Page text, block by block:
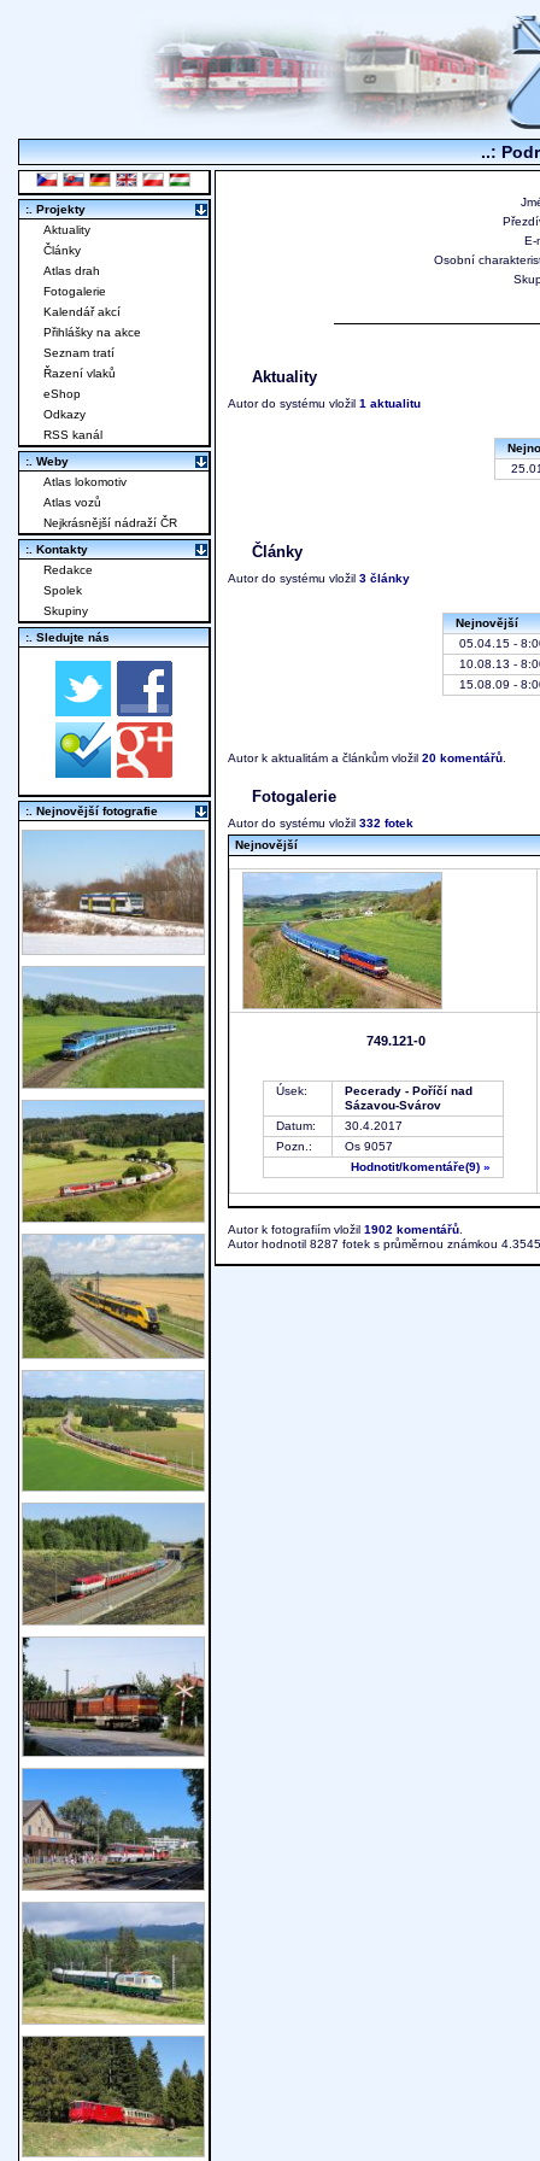
..:
E-
Osobní
Aktuality
Autor do systému vložil 1 aktualitu
Články
Autor do systému vložil 3 články
Nejnovější
05.04.15 -
10.08.13 -
15.08.09 -
Autor k aktualitám a článkům vložil 20 komentářů.
Fotogalerie
Autor do systému vložil 332 fotek
Nejnovější
749.121-0
Úsek:
Pecerady - Poříčí nad
Sázavou-Svárov
Datum:
30.4.2017
Pozn.:
Os 9057
Hodnotit/komentáře(9) »
Autor k fotografiím vložil 1902 komentářů.
Autor hodnotil 8287 fotek s průměrnou známkou
:. Projekty
Aktuality
Články
Atlas drah
Fotogalerie
Kalendář akcí
Přihlášky na akce
Seznam tratí
Řazení vlaků
eShop
Odkazy
RSS kanál
:. Weby
Atlas lokomotiv
Atlas vozů
Nejkrásnější nádraží ČR
:. Kontakty
Redakce
Spolek
Skupiny
:. Sledujte nás
:. Nejnovější fotografie